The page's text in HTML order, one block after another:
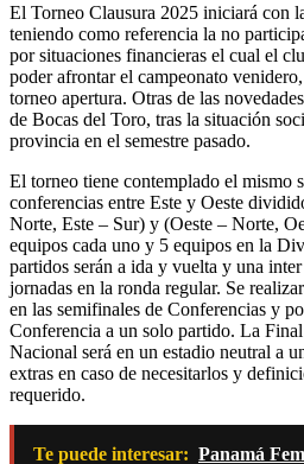
El Torneo Clausura 2025 iniciará con
teniendo como referencia la no
por situaciones financieras el cual el
poder afrontar el campeonato
torneo apertura. Otras de las
de Bocas del Toro, tras la situación
provincia en el semestre pasado.
El torneo tiene contemplado el mismo
conferencias entre Este y Oeste
Norte, Este – Sur) y (Oeste – Norte,
equipos cada uno y 5 equipos en la
partidos serán a ida y vuelta y una
jornadas en la ronda regular. Se
en las semifinales de Conferencias y
Conferencia a un solo partido. La
Nacional será en un estadio neutral a
extras en caso de necesitarlos y
requerido.
Te puede interesar: Panamá